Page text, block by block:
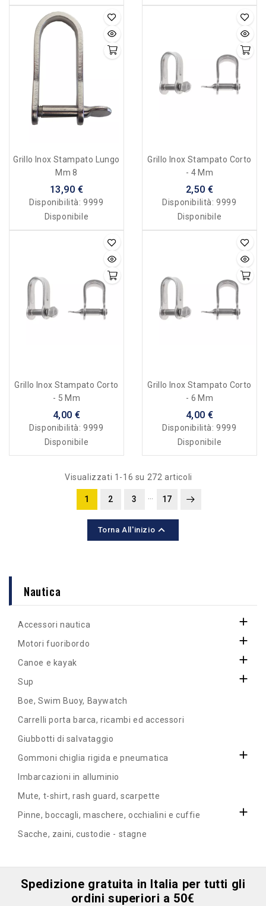
Grillo Inox Stampato Lungo
Mm 8
13,90 €
Disponibilità:9999
Disponibile
Grillo Inox Stampato Corto
- 4 Mm
2,50 €
Disponibilità:9999
Disponibile
Grillo Inox Stampato Corto
- 5 Mm
4,00 €
Disponibilità:9999
Disponibile
Grillo Inox Stampato Corto
- 6 Mm
4,00 €
Disponibilità:9999
Disponibile
Visualizzati 1-16 su 272 articoli
1 2 3 17
Torna All'inizio 
Nautica
Accessori nautica 
Motori fuoribordo 
Canoe e kayak 
Sup 
Boe, Swim Buoy, Baywatch
Carrelli porta barca, ricambi ed accessori
Giubbotti di salvataggio
Gommoni chiglia rigida e pneumatica

Imbarcazioni in alluminio
Mute, t-shirt, rash guard, scarpette
Pinne, boccagli, maschere, occhialini e cuffie

Sacche, zaini, custodie - stagne
Spedizione gratuita in Italia per tutti gli
ordini superiori a 50€